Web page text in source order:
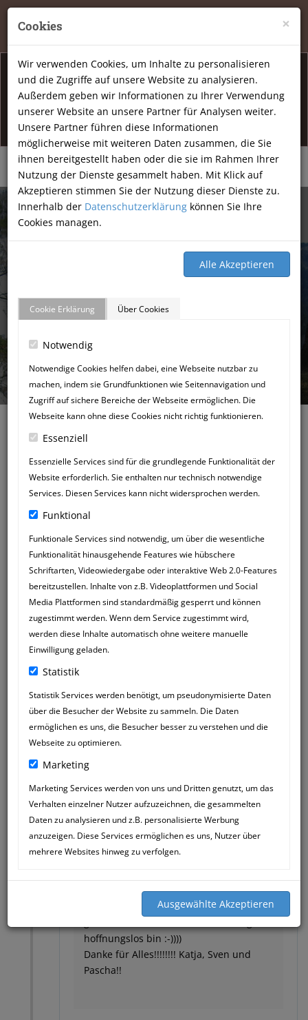
×
Cookies
Wir verwenden Cookies, um Inhalte zu personalisieren
und die Zugriffe auf unsere Website zu analysieren.
Außerdem geben wir Informationen zu Ihrer Verwendung
unserer Website an unsere Partner für Analysen weiter.
Unsere Partner führen diese Informationen
möglicherweise mit weiteren Daten zusammen, die Sie
ihnen bereitgestellt haben oder die sie im Rahmen Ihrer
Nutzung der Dienste gesammelt haben. Mit Klick auf
Akzeptieren stimmen Sie der Nutzung dieser Dienste zu.
Innerhalb der Datenschutzerklärung können Sie Ihre
Cookies managen.
Cookie Erklärung Über Cookies
Notwendig
Notwendige Cookies helfen dabei, eine Webseite nutzbar zu
machen, indem sie Grundfunktionen wie Seitennavigation und
Zugriff auf sichere Bereiche der Webseite ermöglichen. Die
Webseite kann ohne diese Cookies nicht richtig funktionieren.
Essenziell
Essenzielle Services sind für die grundlegende Funktionalität der
Website erforderlich. Sie enthalten nur technisch notwendige
Services. Diesen Services kann nicht widersprochen werden.
Funktional
Funktionale Services sind notwendig, um über die wesentliche
Funktionalität hinausgehende Features wie hübschere
Schriftarten, Videowiedergabe oder interaktive Web 2.0-Features
bereitzustellen. Inhalte von z.B. Videoplattformen und Social
Media Plattformen sind standardmäßig gesperrt und können
zugestimmt werden. Wenn dem Service zugestimmt wird,
werden diese Inhalte automatisch ohne weitere manuelle
Einwilligung geladen.
Statistik
Statistik Services werden benötigt, um pseudonymisierte Daten
über die Besucher der Website zu sammeln. Die Daten
ermöglichen es uns, die Besucher besser zu verstehen und die
Webseite zu optimieren.
Marketing
Marketing Services werden von uns und Dritten genutzt, um das
Verhalten einzelner Nutzer aufzuzeichnen, die gesammelten
Daten zu analysieren und z.B. personalisierte Werbung
anzuzeigen. Diese Services ermöglichen es uns, Nutzer über
mehrere Websites hinweg zu verfolgen.
|
07134-9177806
Info Öffnunsgzeiten
Am Freitag den 07.08.2026 haben wir geschlossen.
GÄSTEBUCH
NEUER
GÄSTEBUCHEINTRAG
21
AUG
KATJA SEIFFERT
18:00
Sigi, wir lieben Dich!!!! Seit Jahren lässt
nicht im Stich - und bist auch,
besonders für Frauchen, immer eine
hoffnungslos bin :-))))
Danke für Alles!!!!!!!! Katja, Sven und
Pascha!!